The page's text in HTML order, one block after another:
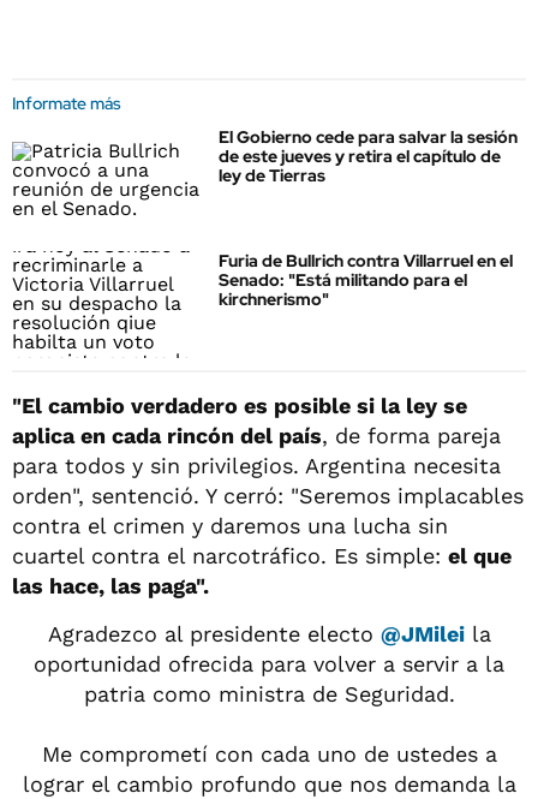
Informate más
El Gobierno cede para salvar la sesión
de este jueves y retira el capítulo de
ley de Tierras
Furia de Bullrich contra Villarruel en el
Senado: "Está militando para el
kirchnerismo"
"El cambio verdadero es posible si la ley se
aplica en cada rincón del país, de forma pareja
para todos y sin privilegios. Argentina necesita
orden", sentenció. Y cerró: "Seremos implacables
contra el crimen y daremos una lucha sin
cuartel contra el narcotráfico. Es simple: el que
las hace, las paga".
Agradezco al presidente electo @JMileila
oportunidad ofrecida para volver a servir a la
patria como ministra de Seguridad.
Me comprometí con cada uno de ustedes a
lograr el cambio profundo que nos demanda la